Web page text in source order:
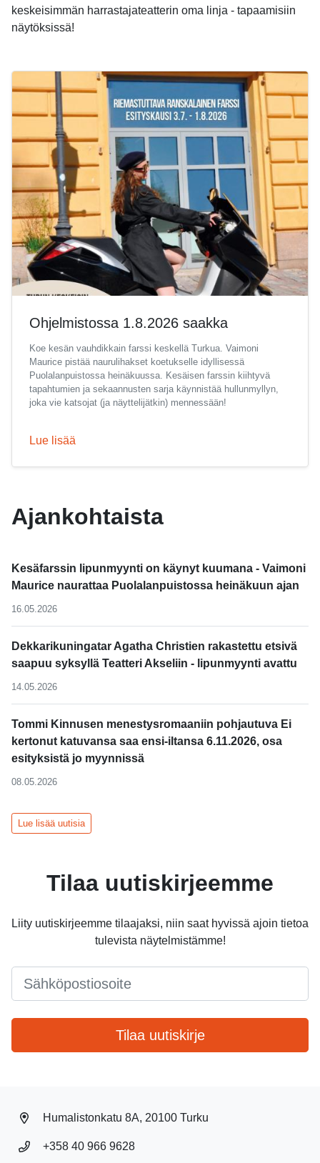
keskeisimmän harrastajateatterin oma linja - tapaamisiin
näytöksissä!
Ajankohtaista
Kesäfarssin lipunmyynti on käynyt kuumana - Vaimoni
Maurice naurattaa Puolalanpuistossa heinäkuun ajan
16.05.2026
Dekkarikuningatar Agatha Christien rakastettu etsivä
saapuu syksyllä Teatteri Akseliin - lipunmyynti avattu
14.05.2026
Tommi Kinnusen menestysromaaniin pohjautuva Ei
kertonut katuvansa saa ensi-iltansa 6.11.2026, osa
esityksistä jo myynnissä
08.05.2026
Lue lisää uutisia
Ohjelmistossa 1.8.2026 saakka
Koe kesän vauhdikkain farssi keskellä Turkua. Vaimoni
Maurice pistää naurulihakset koetukselle idyllisessä
Puolalanpuistossa heinäkuussa. Kesäisen farssin kiihtyvä
tapahtumien ja sekaannusten sarja käynnistää hullunmyllyn,
joka vie katsojat (ja näyttelijätkin) mennessään!
Lue lisää
Tilaa uutiskirjeemme
Liity uutiskirjeemme tilaajaksi, niin saat hyvissä ajoin tietoa
tulevista näytelmistämme!
Tilaa uutiskirje
Humalistonkatu 8A, 20100 Turku
+358 40 966 9628